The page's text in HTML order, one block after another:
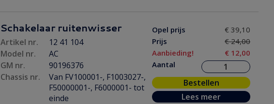
Schakelaar ruitenwisser
Artikel nr.
12 41 104
Model nr.
AC
GM nr.
90196376
Chassis nr.
Van FV100001-, F1003027-,
F50000001-, F6000001- tot
einde
Opel prijs
€ 39,10
Prijs
€ 24,00
Aanbieding!
€ 12,00
Aantal
Bestellen
Lees meer